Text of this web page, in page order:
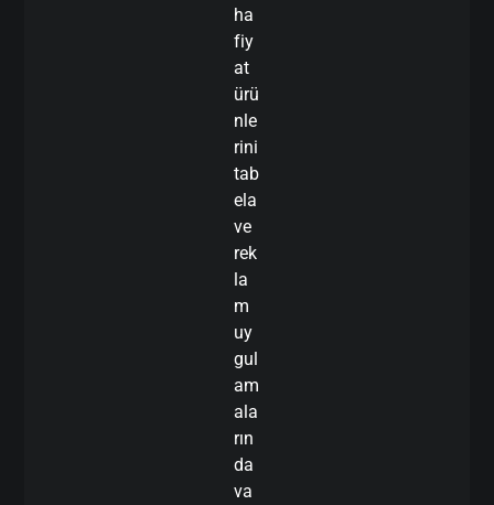
ha
fiy
at
ürü
nle
rini
tab
ela
ve
rek
la
m
uy
gul
am
ala
rın
da
va